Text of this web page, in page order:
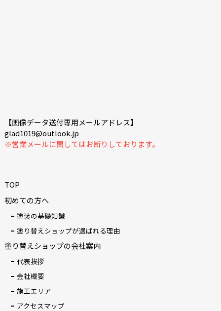
【画像データ送付専用メールアドレス】
glad1019@outlook.jp
※営業メールに関してはお断りしております。
TOP
初めての方へ
塗装の基礎知識
塗り替えショップが選ばれる理由
塗り替えショップの会社案内
代表挨拶
会社概要
施工エリア
アクセスマップ